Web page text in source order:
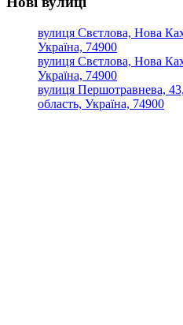
вулиця Свєтлова, Нова
Україна, 74900
вулиця Свєтлова, Нова
Україна, 74900
вулиця Першотравнева,
область, Україна, 74900